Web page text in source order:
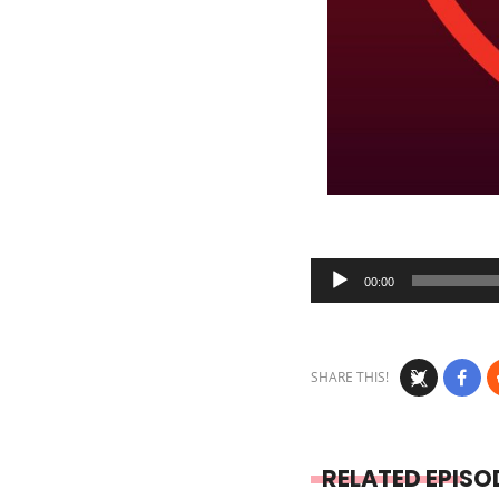
Audio
Player
00:00
SHARE THIS!
RELATED